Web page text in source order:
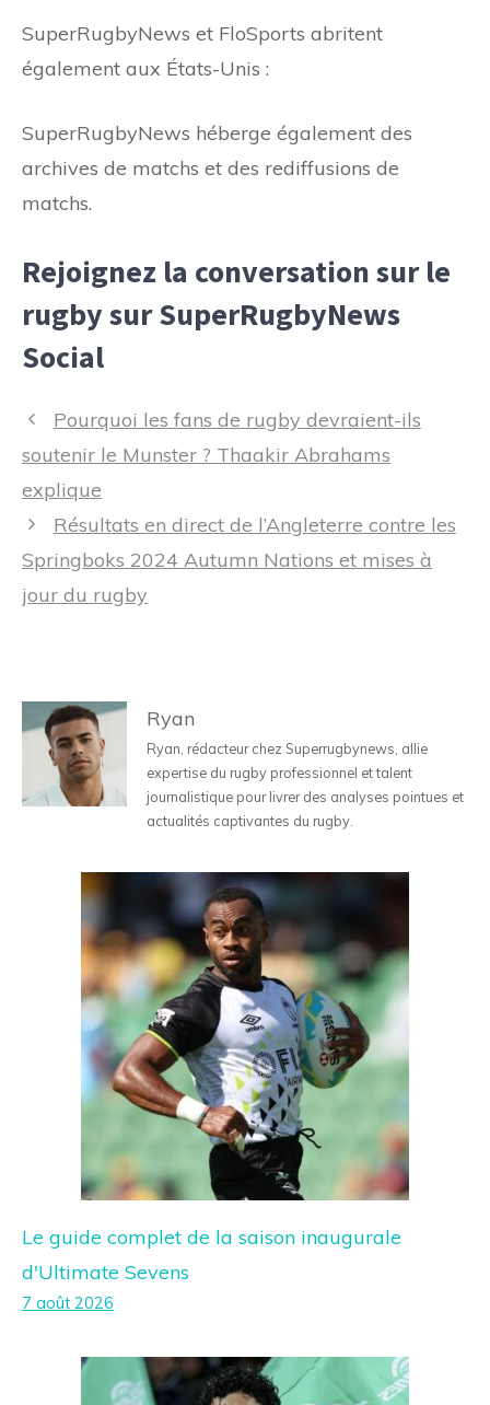
SuperRugbyNews et FloSports abritent
également aux États-Unis :
SuperRugbyNews héberge également des
archives de matchs et des rediffusions de
matchs.
Rejoignez la conversation sur le
rugby sur SuperRugbyNews
Social
Navigation
des
Pourquoi les fans de rugby devraient-ils
soutenir le Munster ? Thaakir Abrahams
explique
Résultats en direct de l’Angleterre contre les
Springboks 2024 Autumn Nations et mises à
jour du rugby
Ryan
Ryan, rédacteur chez Superrugbynews, allie
expertise du rugby professionnel et talent
journalistique pour livrer des analyses pointues et
actualités captivantes du rugby.
Le guide complet de la saison inaugurale
d'Ultimate Sevens
7 août 2026